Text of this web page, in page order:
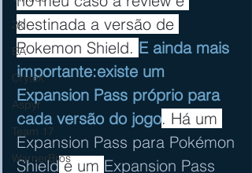
2k
EA
Crytek
Aspyr
Team 17
WarnerBros
destinada a versão de
Pokemon Shield. E ainda mais
importante:existe um
Expansion Pass próprio para
cada versão do jogo. Há um
Expansion Pass para Pokémon
Shield e um Expansion Pass